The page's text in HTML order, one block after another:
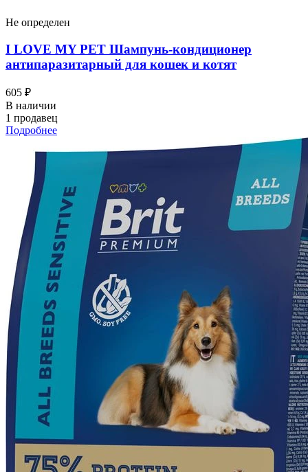
Не определен
I LOVЕ MY PET Шампунь-кондиционер
антипаразитарный для кошек и котят
605 ₽
В наличии
1 продавец
Подробнее